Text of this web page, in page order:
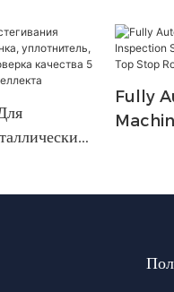
Fully
Arm